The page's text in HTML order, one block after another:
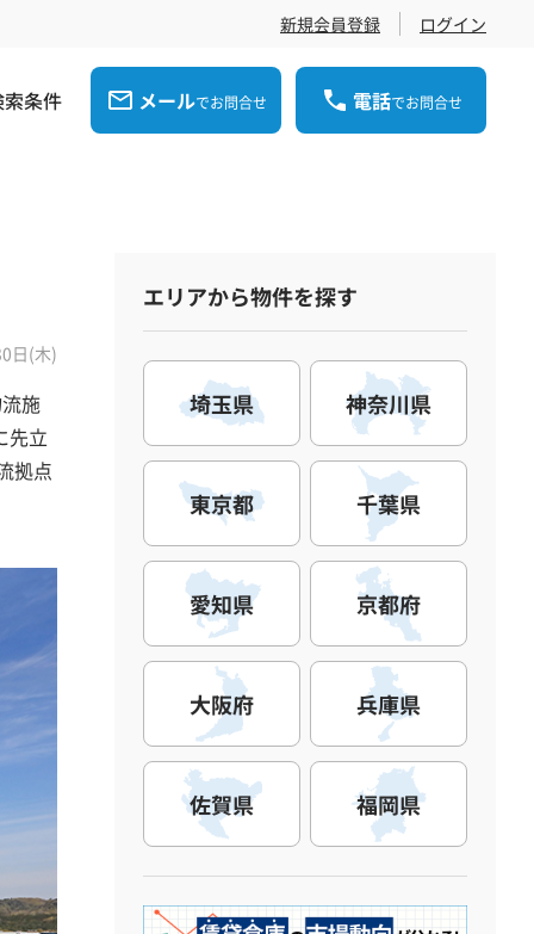
新規会員登録 ログイン
条件 メールでお問合せ 電話でお問合せ
日(木)
施
先立
拠点
エリアから物件を探す
埼玉県 神奈川県
東京都 千葉県
愛知県 京都府
大阪府 兵庫県
佐賀県 福岡県